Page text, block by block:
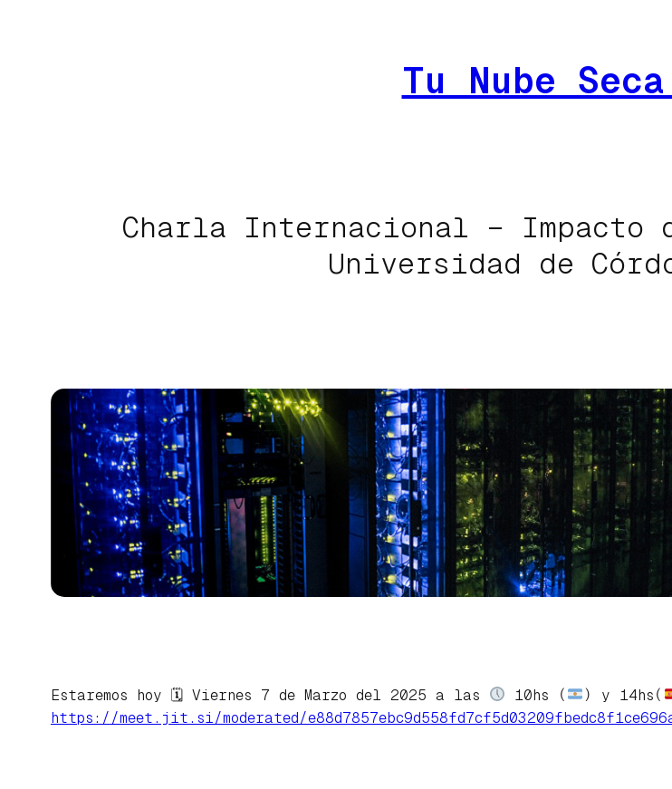
Tu Nube
Charla Internacional – Impacto
Universidad de
Estaremos hoy 🗓 Viernes 7 de Marzo del 2025 a las 10hs ( ) y 14hs(
https://meet.jit.si/moderated/